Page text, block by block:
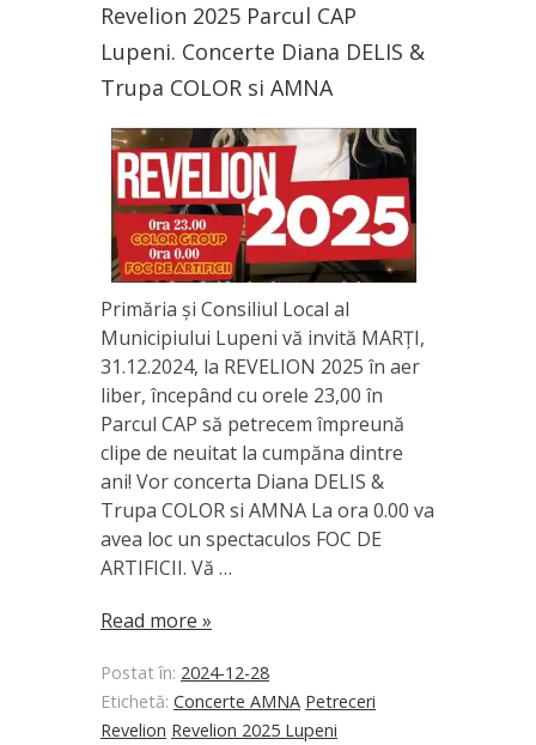
Revelion 2025 Parcul CAP
Lupeni. Concerte Diana DELIS &
Trupa COLOR si AMNA
Primăria și Consiliul Local al
Municipiului Lupeni vă invită MARȚI,
31.12.2024, la REVELION 2025 în aer
liber, începând cu orele 23,00 în
Parcul CAP să petrecem împreună
clipe de neuitat la cumpăna dintre
ani! Vor concerta Diana DELIS &
Trupa COLOR si AMNA La ora 0.00 va
avea loc un spectaculos FOC DE
ARTIFICII. Vă …
Read more »
Postat în: 2024-12-28
Etichetă: Concerte AMNA Petreceri
Revelion Revelion 2025 Lupeni